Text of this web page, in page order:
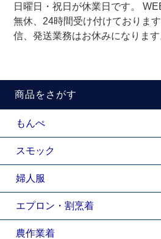
日曜日・祝日が休業日です。
無休、24時間受け付けておりま
信、発送業務はお休みになります
商品をさがす
もんぺ
スモック
婦人服
エプロン・割烹着
農作業着